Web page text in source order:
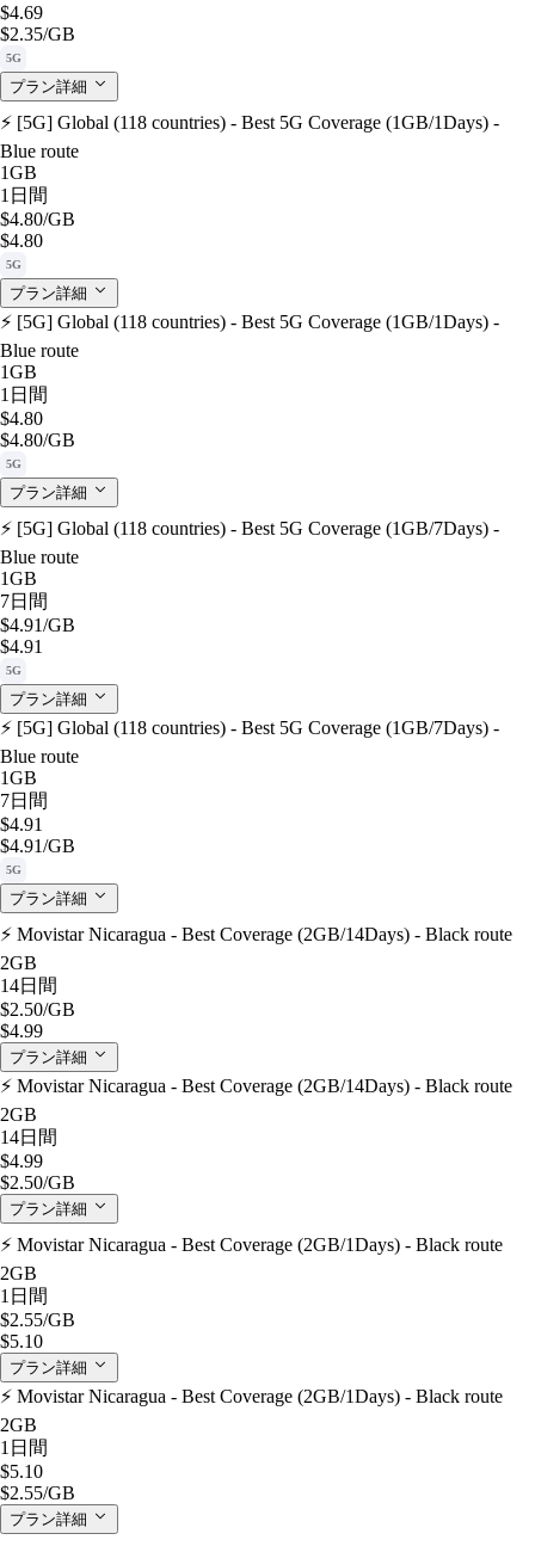
$4.69
$2.35/GB
5G
プラン詳細
⚡️ [5G] Global (118 countries) - Best 5G Coverage (1GB/1Days) -
Blue route
1GB
1日間
$4.80/GB
$4.80
5G
プラン詳細
⚡️ [5G] Global (118 countries) - Best 5G Coverage (1GB/1Days) -
Blue route
1GB
1日間
$4.80
$4.80/GB
5G
プラン詳細
⚡️ [5G] Global (118 countries) - Best 5G Coverage (1GB/7Days) -
Blue route
1GB
7日間
$4.91/GB
$4.91
5G
プラン詳細
⚡️ [5G] Global (118 countries) - Best 5G Coverage (1GB/7Days) -
Blue route
1GB
7日間
$4.91
$4.91/GB
5G
プラン詳細
⚡️ Movistar Nicaragua - Best Coverage (2GB/14Days) - Black route
2GB
14日間
$2.50/GB
$4.99
プラン詳細
⚡️ Movistar Nicaragua - Best Coverage (2GB/14Days) - Black route
2GB
14日間
$4.99
$2.50/GB
プラン詳細
⚡️ Movistar Nicaragua - Best Coverage (2GB/1Days) - Black route
2GB
1日間
$2.55/GB
$5.10
プラン詳細
⚡️ Movistar Nicaragua - Best Coverage (2GB/1Days) - Black route
2GB
1日間
$5.10
$2.55/GB
プラン詳細